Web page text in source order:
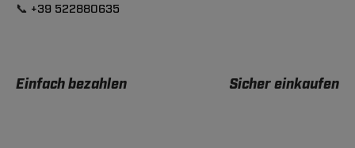
📞 +39 522880635
Einfach bezahlen Sicher einkaufen